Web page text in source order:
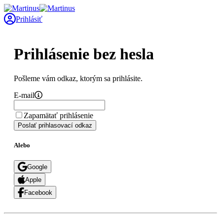
Prihlásiť
Prihlásenie bez hesla
Pošleme vám odkaz, ktorým sa prihlásite.
E-mail
Zapamätať prihlásenie
Poslať prihlasovací odkaz
Alebo
Google
Apple
Facebook